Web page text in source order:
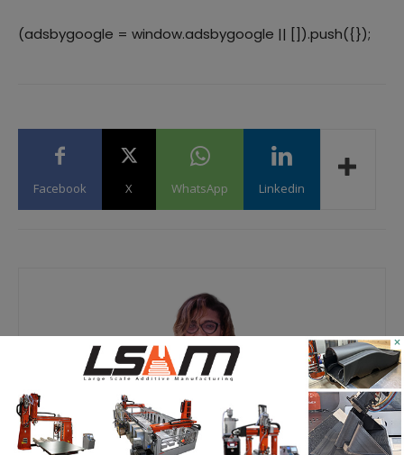
(adsbygoogle = window.adsbygoogle || []).push({});
Facebook X WhatsApp Linkedin
Kety S.
https://additive-talks.com/
×